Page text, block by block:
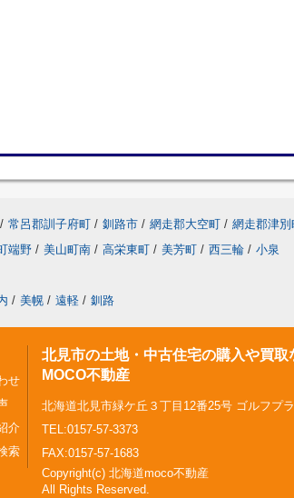
/ 常呂郡訓子府町 / 釧路市 / 網走郡大空町 / 網走郡津別
端野 / 美山町南 / 高栄東町 / 美芳町 / 西三輪 / 小泉
/ 美幌 / 遠軽 / 釧路
せ
介
索
北見市の土地・中古住宅の購入や買取
MOCO不動産
北海道北見市緑ケ丘３丁目12番25号 ゴルフプ
TEL:0157-57-3373
FAX:0157-57-1683
Copyright(c) 北海道moco不動産
All Rights Reserved.